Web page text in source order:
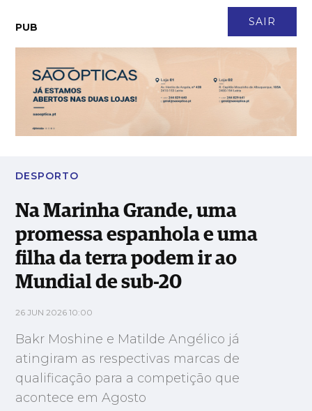
SAIR
PUB
Na Marinha Grande, uma promessa espanhola e uma filha da
terra podem ir ao Mundial de sub-20
DESPORTO
Na Marinha Grande, uma
promessa espanhola e uma
filha da terra podem ir ao
Mundial de sub-20
26 JUN 2026 10:00
Bakr Moshine e Matilde Angélico já
atingiram as respectivas marcas de
qualificação para a competição que
acontece em Agosto